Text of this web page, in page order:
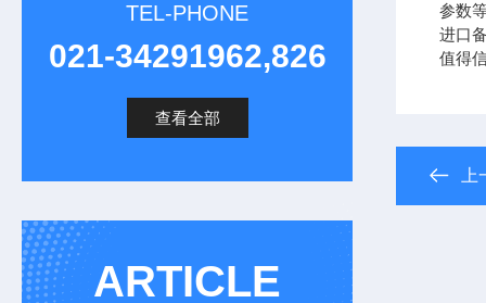
TEL-PHONE
021-34291962,826
查看全部
ARTICLE
参数
进口
值得